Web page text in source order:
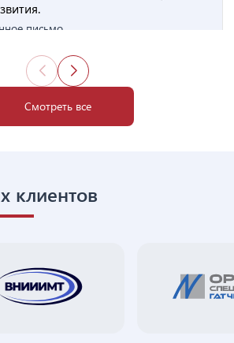
письмо
Смотреть все
клиентов